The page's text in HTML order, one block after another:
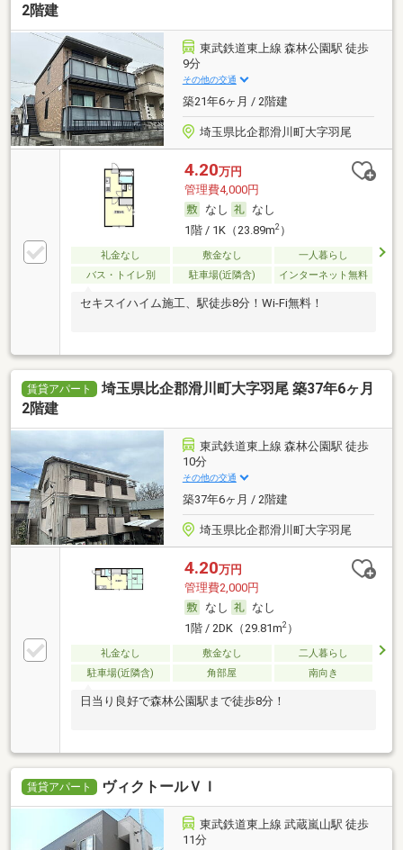
2階建
東武鉄道東上線 森林公園駅 徒歩
9分
その他の交通
築21年6ヶ月 / 2階建
埼玉県比企郡滑川町大字羽尾
4.20万円
管理費4,000円
なし
なし
1階 / 1K（23.89m2）
礼金なし 敷金なし
一人暮らし
バス・トイレ別
駐車場(近隣含) インターネット無料
セキスイハイム施工、駅徒歩8分！Wi-Fi無料！
賃貸アパート
埼玉県比企郡滑川町大字羽尾 築37年6ヶ月
2階建
東武鉄道東上線 森林公園駅 徒歩
10分
その他の交通
築37年6ヶ月 / 2階建
埼玉県比企郡滑川町大字羽尾
4.20万円
管理費2,000円
なし
なし
1階 / 2DK（29.81m2）
礼金なし 敷金なし
二人暮らし
駐車場(近隣含)
角部屋 南向き
日当り良好で森林公園駅まで徒歩8分！
賃貸アパート ヴィクトールＶＩ
東武鉄道東上線 武蔵嵐山駅 徒歩
11分